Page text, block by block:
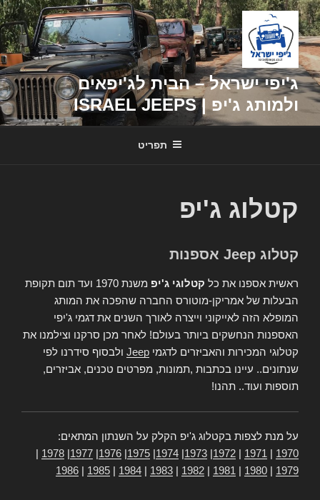
דילוג
לתוכן
ג'יפי ישראל – הבית לג'יפאים
ולמותג ג'יפ | ISRAEL JEEPS
תפריט
קטלוג ג'יפ
קטלוג Jeep אספנות
ראשית אספנו את כל קטלוגי ג'יפ
משנת 1970 ועד תום תקופת
הבעלות של אמריקן-מוטורס החברה שהפכה את המותג
המופלא הזה לאייקוני וייצרה לאורך השנים את דגמי ג'יפי
האספנות הנחשקים ביותר בעולם! לאחר מכן סרקנו וצילמנו את
קטלוגי המכירות והאביזרים לדגמי Jeep ולבסוף סידרנו לפי
שנתונים.. עיינו בכתבות ,תמונות, מפרטים טכנים, אביזרים,
תוספות ועוד.. תהנו!
על מנת לצפות בקטלוג ג'יפ הקלק על השנתון המתאים:
1970
1971
1972
1973
1974
1975
1976
1977
1978
1979
1980
1981
1982
1983
1984
1985
1986